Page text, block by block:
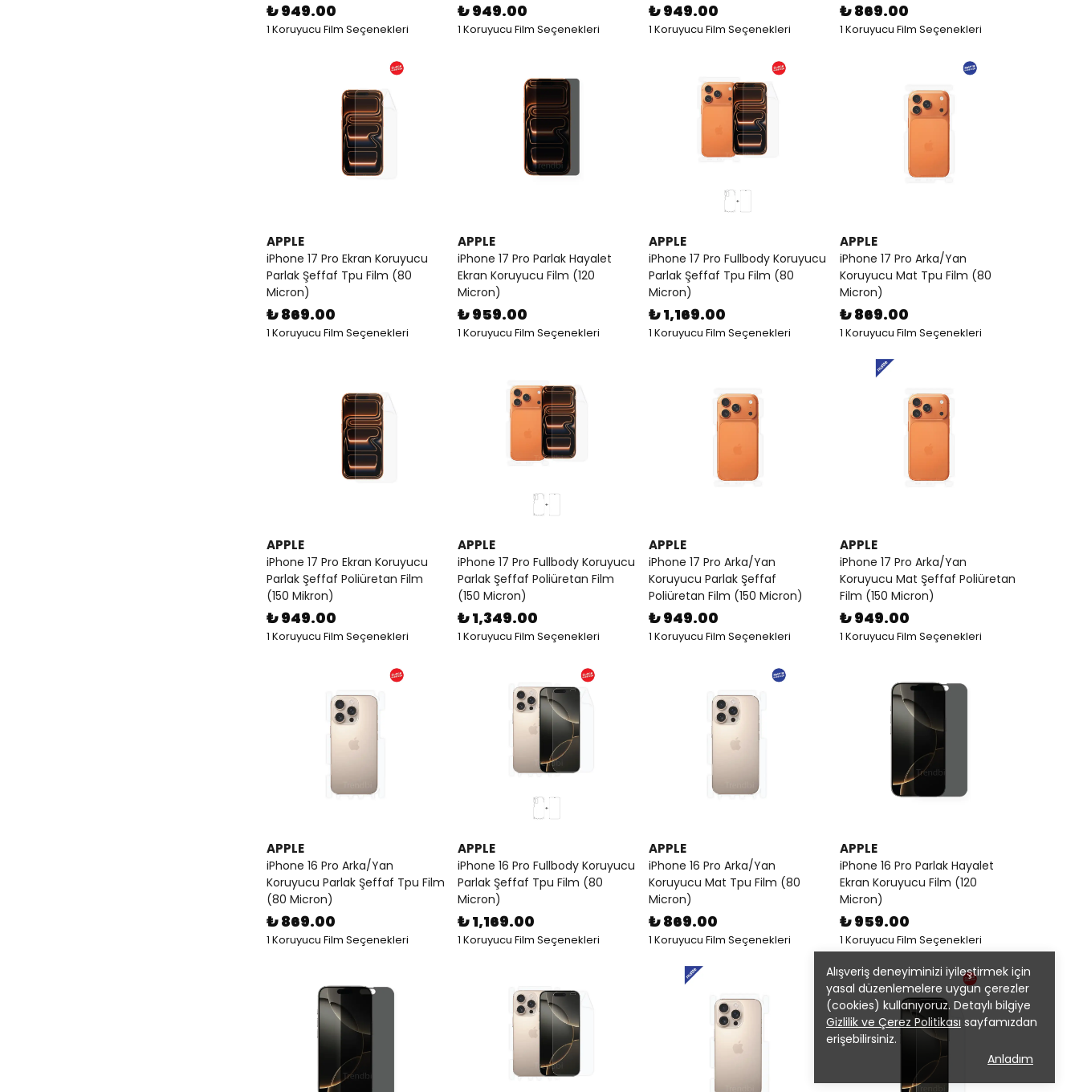
Alışveriş deneyiminizi iyileştirmek için
yasal düzenlemelere uygun çerezler
(cookies) kullanıyoruz. Detaylı bilgiye
Gizlilik ve Çerez Politikası sayfamızdan
erişebilirsiniz.
Anladım
₺ 949.00
1 Koruyucu Film Seçenekleri
₺ 949.00
1 Koruyucu Film Seçenekleri
₺ 949.00
1 Koruyucu Film Seçenekleri
₺ 869.00
1 Koruyucu Film Seçenekleri
APPLE
iPhone 17 Pro Ekran Koruyucu
Parlak Şeffaf Tpu Film (80
Micron)
₺ 869.00
1 Koruyucu Film Seçenekleri
APPLE
iPhone 17 Pro Parlak Hayalet
Ekran Koruyucu Film (120
Micron)
₺ 959.00
1 Koruyucu Film Seçenekleri
APPLE
iPhone 17 Pro Fullbody Koruyucu
Parlak Şeffaf Tpu Film (80
Micron)
₺ 1,169.00
1 Koruyucu Film Seçenekleri
APPLE
iPhone 17 Pro Arka/Yan
Koruyucu Mat Tpu Film (80
Micron)
₺ 869.00
1 Koruyucu Film Seçenekleri
APPLE
iPhone 17 Pro Ekran Koruyucu
Parlak Şeffaf Poliüretan Film
(150 Mikron)
₺ 949.00
1 Koruyucu Film Seçenekleri
APPLE
iPhone 17 Pro Fullbody Koruyucu
Parlak Şeffaf Poliüretan Film
(150 Micron)
₺ 1,349.00
1 Koruyucu Film Seçenekleri
APPLE
iPhone 17 Pro Arka/Yan
Koruyucu Parlak Şeffaf
Poliüretan Film (150 Micron)
₺ 949.00
1 Koruyucu Film Seçenekleri
APPLE
iPhone 17 Pro Arka/Yan
Koruyucu Mat Şeffaf Poliüretan
Film (150 Micron)
₺ 949.00
1 Koruyucu Film Seçenekleri
APPLE
iPhone 16 Pro Arka/Yan
Koruyucu Parlak Şeffaf Tpu Film
(80 Micron)
₺ 869.00
1 Koruyucu Film Seçenekleri
APPLE
iPhone 16 Pro Fullbody Koruyucu
Parlak Şeffaf Tpu Film (80
Micron)
₺ 1,169.00
1 Koruyucu Film Seçenekleri
APPLE
iPhone 16 Pro Arka/Yan
Koruyucu Mat Tpu Film (80
Micron)
₺ 869.00
1 Koruyucu Film Seçenekleri
APPLE
iPhone 16 Pro Parlak Hayalet
Ekran Koruyucu Film (120
Micron)
₺ 959.00
1 Koruyucu Film Seçenekleri